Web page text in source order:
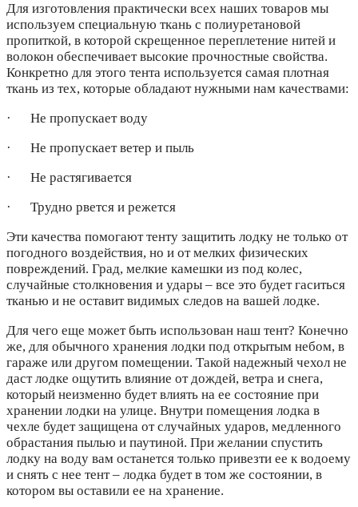
Для изготовления практически всех наших товаров мы
используем специальную ткань с полиуретановой
пропиткой, в которой скрещенное переплетение нитей и
волокон обеспечивает высокие прочностные свойства.
Конкретно для этого тента используется самая плотная
ткань из тех, которые обладают нужными нам качествами:
· Не пропускает воду
· Не пропускает ветер и пыль
· Не растягивается
· Трудно рвется и режется
Эти качества помогают тенту защитить лодку не только от
погодного воздействия, но и от мелких физических
повреждений. Град, мелкие камешки из под колес,
случайные столкновения и удары – все это будет гаситься
тканью и не оставит видимых следов на вашей лодке.
Для чего еще может быть использован наш тент? Конечно
же, для обычного хранения лодки под открытым небом, в
гараже или другом помещении. Такой надежный чехол не
даст лодке ощутить влияние от дождей, ветра и снега,
который неизменно будет влиять на ее состояние при
хранении лодки на улице. Внутри помещения лодка в
чехле будет защищена от случайных ударов, медленного
обрастания пылью и паутиной. При желании спустить
лодку на воду вам останется только привезти ее к водоему
и снять с нее тент – лодка будет в том же состоянии, в
котором вы оставили ее на хранение.